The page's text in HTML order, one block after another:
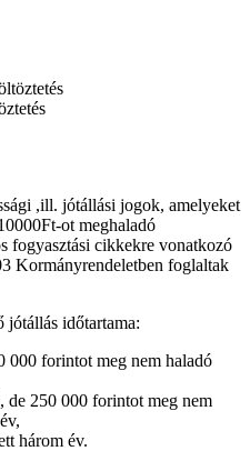
,ill. jótállási jogok, amelyeket
ot meghaladó
fogyasztási cikkekre vonatkozó
Kormányrendeletben foglaltak
jótállás időtartama:
000 forintot meg nem haladó
de 250 000 forintot meg nem
három év.